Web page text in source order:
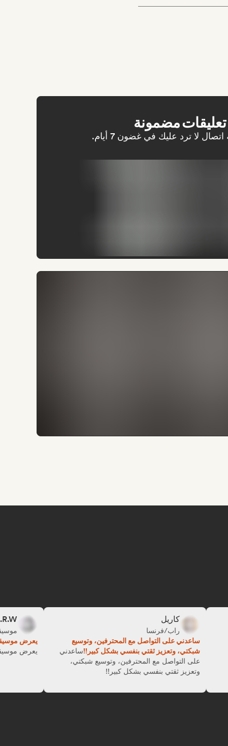
مضمونة
لا ترد عليك في غضون 7 أيام.
راب/فرنسا
ساعدني على التواصل مع المحترفين، وتوسيع
شبكتي، وتعزيز ثقتي بنفسي بشكل كبير!!ساعدني
على التواصل مع المحترفين، وتوسيع شبكتي،
وتعزيز ثقتي بنفسي بشكل كبير!!